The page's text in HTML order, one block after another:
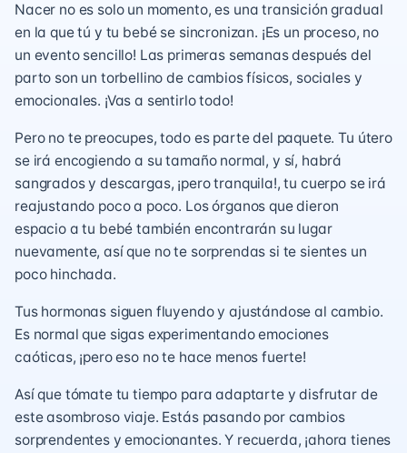
Nacer no es solo un momento, es una transición gradual
en la que tú y tu bebé se sincronizan. ¡Es un proceso, no
un evento sencillo! Las primeras semanas después del
parto son un torbellino de cambios físicos, sociales y
emocionales. ¡Vas a sentirlo todo!
Pero no te preocupes, todo es parte del paquete. Tu útero
se irá encogiendo a su tamaño normal, y sí, habrá
sangrados y descargas, ¡pero tranquila!, tu cuerpo se irá
reajustando poco a poco. Los órganos que dieron
espacio a tu bebé también encontrarán su lugar
nuevamente, así que no te sorprendas si te sientes un
poco hinchada.
Tus hormonas siguen fluyendo y ajustándose al cambio.
Es normal que sigas experimentando emociones
caóticas, ¡pero eso no te hace menos fuerte!
Así que tómate tu tiempo para adaptarte y disfrutar de
este asombroso viaje. Estás pasando por cambios
sorprendentes y emocionantes. Y recuerda, ¡ahora tienes